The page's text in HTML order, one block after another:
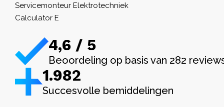
Servicemonteur Elektrotechniek
Calculator E
4,6 / 5
Beoordeling op basis van 282
1.982
Succesvolle bemiddelingen